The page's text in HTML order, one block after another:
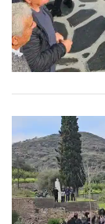
Πρόγραμμα
Αναπαραγωγής
Βίντεο